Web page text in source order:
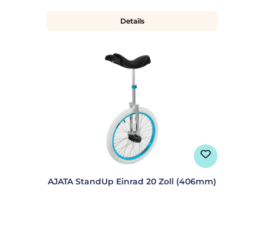
Details
AJATA StandUp Einrad 20 Zoll (406mm)